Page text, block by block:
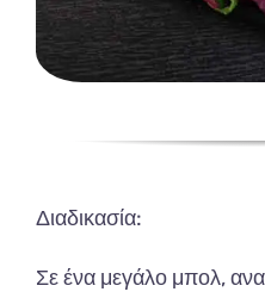
Διαδικασία:
Σε ένα μεγάλο μπολ,